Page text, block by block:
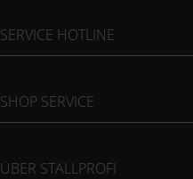
SERVICE HOTLINE
SHOP SERVICE
ÜBER STALLPROFI